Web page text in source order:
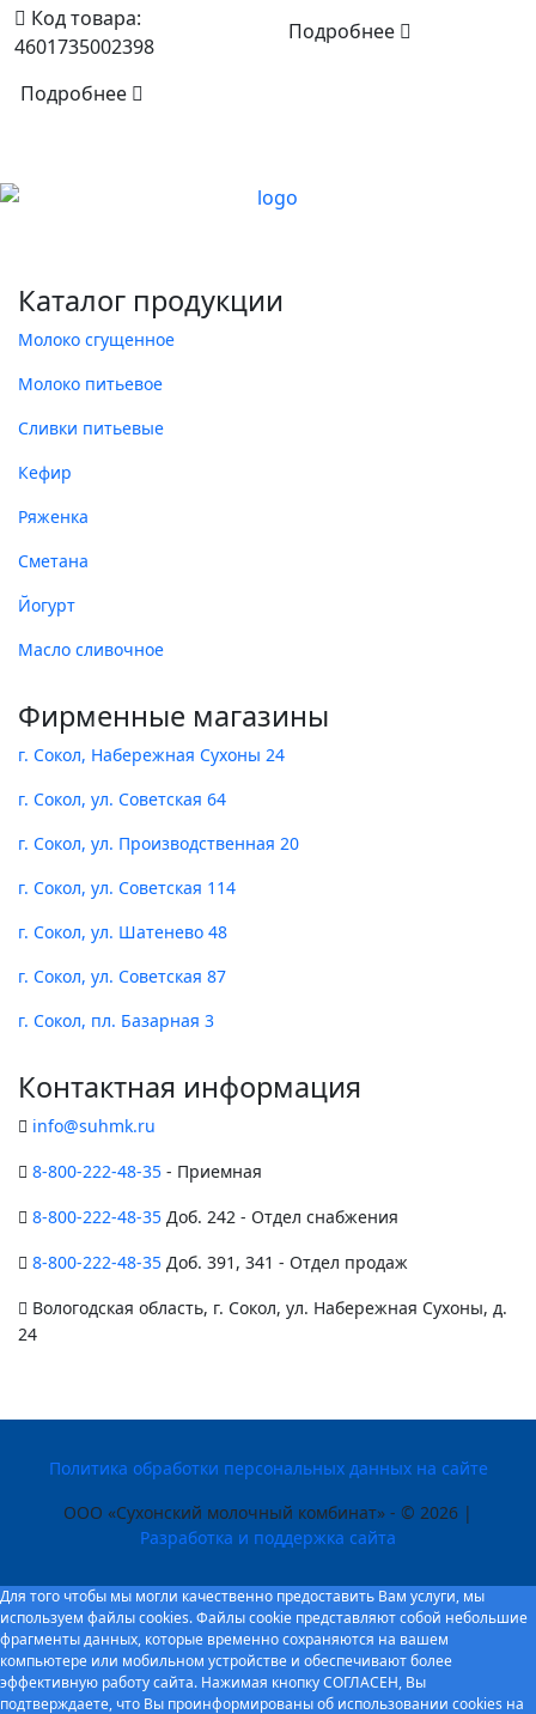
Код товара:
4601735002398
Подробнее
Подробнее
Каталог продукции
Молоко сгущенное
Молоко питьевое
Сливки питьевые
Кефир
Ряженка
Сметана
Йогурт
Масло сливочное
Фирменные магазины
г. Сокол, Набережная Сухоны 24
г. Сокол, ул. Советская 64
г. Сокол, ул. Производственная 20
г. Сокол, ул. Советская 114
г. Сокол, ул. Шатенево 48
г. Сокол, ул. Советская 87
г. Сокол, пл. Базарная 3
Контактная информация
info@suhmk.ru
8-800-222-48-35 - Приемная
8-800-222-48-35 Доб. 242 - Отдел снабжения
8-800-222-48-35 Доб. 391, 341 - Отдел продаж
Вологодская область, г. Сокол, ул. Набережная Сухоны, д.
24
Политика обработки персональных данных на сайте
ООО «Сухонский молочный комбинат» - © 2026 |
Разработка и поддержка сайта
Для того чтобы мы могли качественно предоставить Вам услуги, мы
используем файлы cookies. Файлы cookie представляют собой небольшие
фрагменты данных, которые временно сохраняются на вашем
компьютере или мобильном устройстве и обеспечивают более
эффективную работу сайта. Нажимая кнопку СОГЛАСЕН, Вы
подтверждаете, что Вы проинформированы об использовании cookies на